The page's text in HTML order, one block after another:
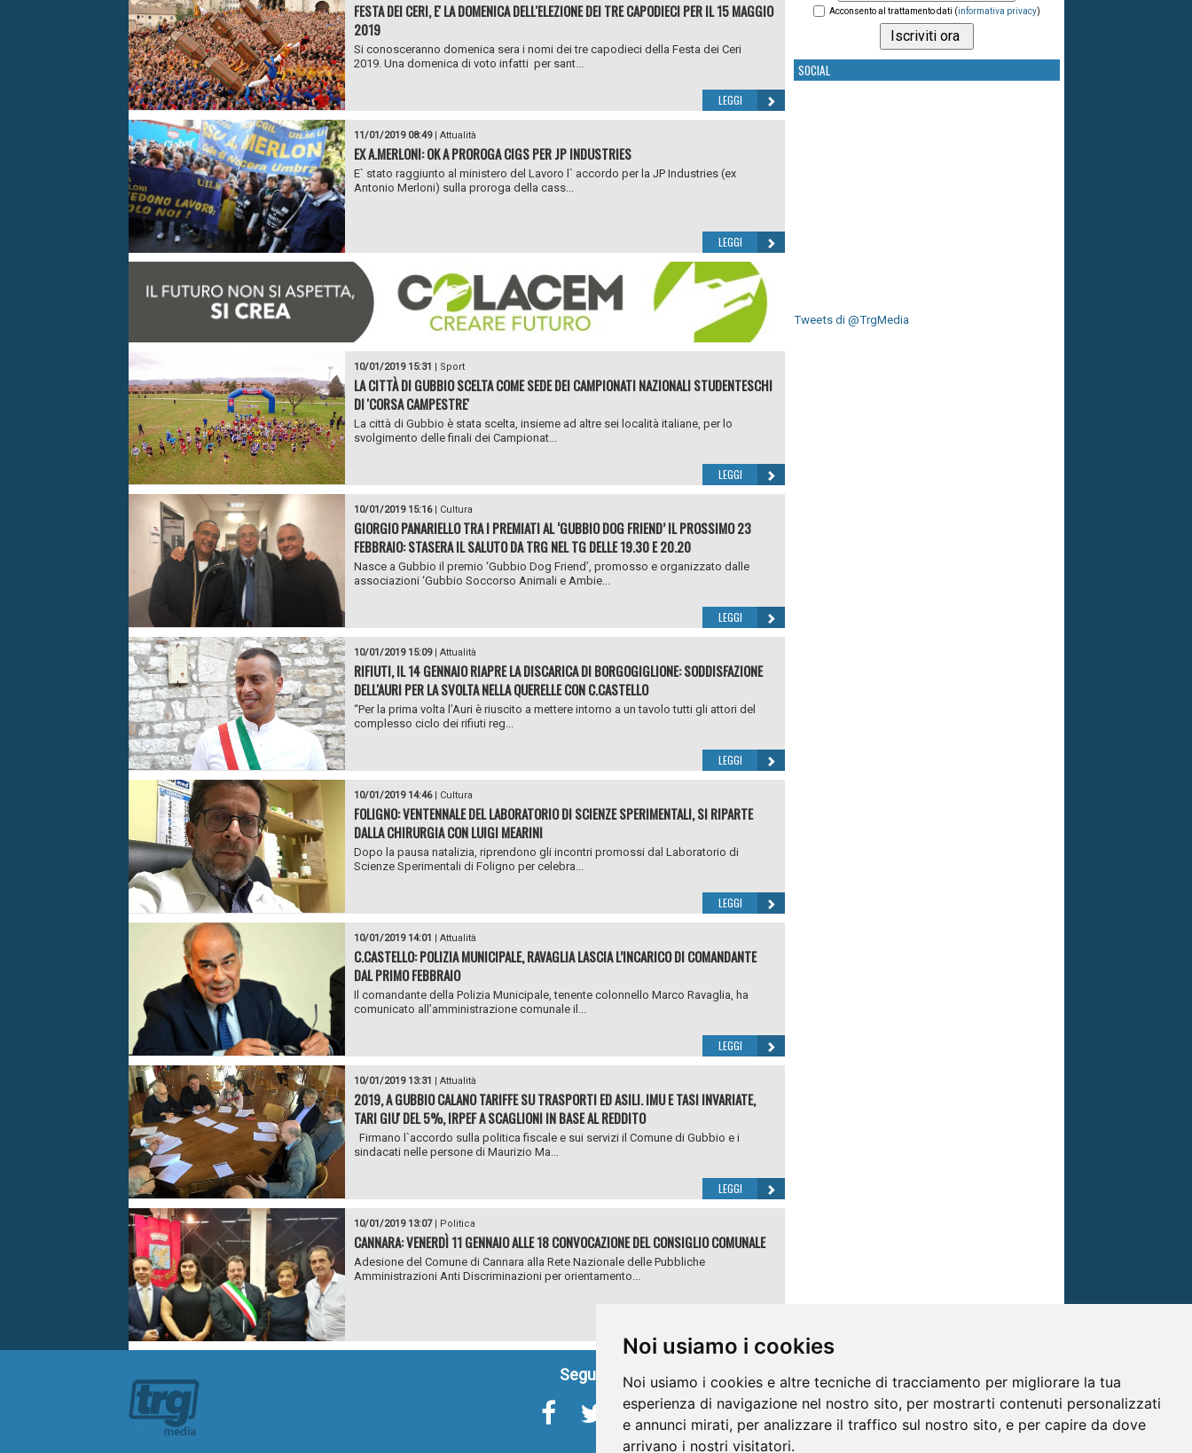
Noi usiamo i cookies
Noi usiamo i cookies e altre tecniche di tracciamento per migliorare la tua
esperienza di navigazione nel nostro sito, per mostrarti contenuti personalizzati
e annunci mirati, per analizzare il traffico sul nostro sito, e per capire da dove
arrivano i nostri visitatori.
FESTA DEI CERI, E' LA DOMENICA DELL'ELEZIONE DEI TRE CAPODIECI PER IL 15 MAGGIO
2019
Si conosceranno domenica sera i nomi dei tre capodieci della Festa dei Ceri
2019. Una domenica di voto infatti per sant...
LEGGI
11/01/2019 08:49| Attualità
EX A.MERLONI: OK A PROROGA CIGS PER JP INDUSTRIES
E` stato raggiunto al ministero del Lavoro l` accordo per la JP Industries (ex
Antonio Merloni) sulla proroga della cass...
LEGGI
10/01/2019 15:31 | Sport
LA CITTÀ DI GUBBIO SCELTA COME SEDE DEI CAMPIONATI NAZIONALI STUDENTESCHI
DI 'CORSA CAMPESTRE'
La città di Gubbio è stata scelta, insieme ad altre sei località italiane, per lo
svolgimento delle finali dei Campionat...
LEGGI
10/01/2019 15:16| Cultura
GIORGIO PANARIELLO TRA I PREMIATI AL ‘GUBBIO DOG FRIEND’ IL PROSSIMO 23
FEBBRAIO: STASERA IL SALUTO DA TRG NEL TG DELLE 19.30 E 20.20
Nasce a Gubbio il premio ‘Gubbio Dog Friend’, promosso e organizzato dalle
associazioni ‘Gubbio Soccorso Animali e Ambie...
LEGGI
10/01/2019 15:09| Attualità
RIFIUTI, IL 14 GENNAIO RIAPRE LA DISCARICA DI BORGOGIGLIONE: SODDISFAZIONE
DELL'AURI PER LA SVOLTA NELLA QUERELLE CON C.CASTELLO
“Per la prima volta l’Auri è riuscito a mettere intorno a un tavolo tutti gli attori del
complesso ciclo dei rifiuti reg...
LEGGI
10/01/2019 14:46| Cultura
FOLIGNO: VENTENNALE DEL LABORATORIO DI SCIENZE SPERIMENTALI, SI RIPARTE
DALLA CHIRURGIA CON LUIGI MEARINI
Dopo la pausa natalizia, riprendono gli incontri promossi dal Laboratorio di
Scienze Sperimentali di Foligno per celebra...
LEGGI
10/01/2019 14:01 | Attualità
C.CASTELLO: POLIZIA MUNICIPALE, RAVAGLIA LASCIA L’INCARICO DI COMANDANTE
DAL PRIMO FEBBRAIO
Il comandante della Polizia Municipale, tenente colonnello Marco Ravaglia, ha
comunicato all’amministrazione comunale il...
LEGGI
10/01/2019 13:31 | Attualità
2019, A GUBBIO CALANO TARIFFE SU TRASPORTI ED ASILI. IMU E TASI INVARIATE,
TARI GIU' DEL 5%, IRPEF A SCAGLIONI IN BASE AL REDDITO
Firmano l`accordo sulla politica fiscale e sui servizi il Comune di Gubbio e i
sindacati nelle persone di Maurizio Ma...
LEGGI
10/01/2019 13:07| Politica
CANNARA: VENERDÌ 11 GENNAIO ALLE 18 CONVOCAZIONE DEL CONSIGLIO COMUNALE
Adesione del Comune di Cannara alla Rete Nazionale delle Pubbliche
Amministrazioni Anti Discriminazioni per orientamento...
Acconsento al trattamento dati (informativa privacy)
SOCIAL
Tweets di @TrgMedia
Seguici su